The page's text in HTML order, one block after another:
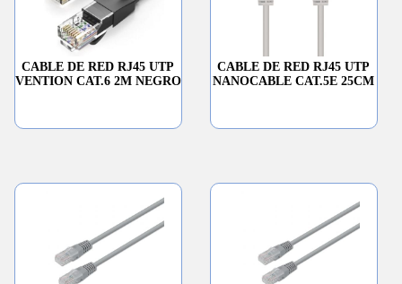
CABLE DE RED RJ45 UTP
VENTION CAT.6 2M NEGRO
CABLE DE RED RJ45 UTP
NANOCABLE CAT.5E 25CM